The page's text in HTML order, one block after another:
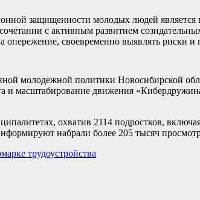
защищенности молодых людей
с активным развитием
своевременно выявлять риски
молодежной политики Новосибирской
и масштабирование движения
охватив 2114 подростков,
набрали более 205 тысяч
трудоустройства